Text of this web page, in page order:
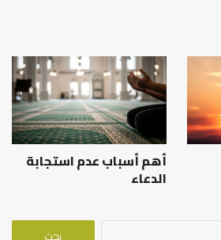
أهم أسباب عدم استجابة
الدعاء
البحث